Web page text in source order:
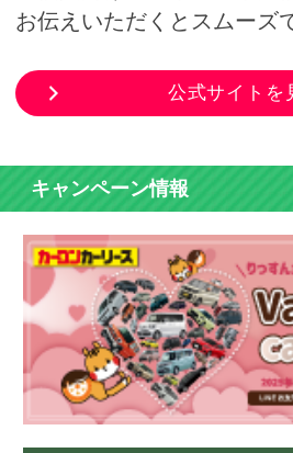
お伝えいただくとスムーズ
公式サイトを
キャンペーン情報